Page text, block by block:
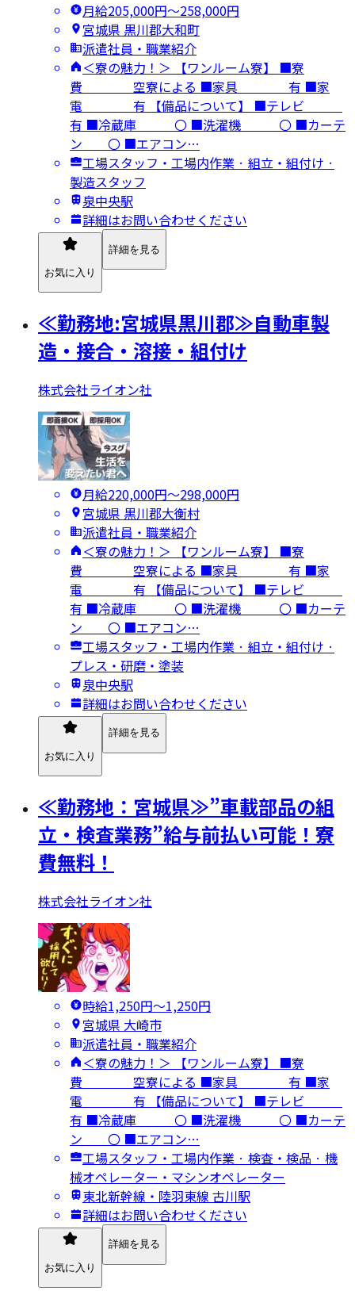
月給205,000円〜258,000円
宮城県 黒川郡大和町
派遣社員・職業紹介
＜寮の魅力！＞ 【ワンルーム寮】 ■寮
費 空寮による ■家具 有 ■家
電 有 【備品について】 ■テレビ
有 ■冷蔵庫 〇 ■洗濯機 〇 ■カーテ
ン 〇 ■エアコン…
工場スタッフ・工場内作業 · 組立・組付け ·
製造スタッフ
泉中央駅
詳細はお問い合わせください
お気に入り
詳細を見る
≪勤務地:宮城県黒川郡≫自動車製
造・接合・溶接・組付け
株式会社ライオン社
月給220,000円〜298,000円
宮城県 黒川郡大衡村
派遣社員・職業紹介
＜寮の魅力！＞ 【ワンルーム寮】 ■寮
費 空寮による ■家具 有 ■家
電 有 【備品について】 ■テレビ
有 ■冷蔵庫 〇 ■洗濯機 〇 ■カーテ
ン 〇 ■エアコン…
工場スタッフ・工場内作業 · 組立・組付け ·
プレス・研磨・塗装
泉中央駅
詳細はお問い合わせください
お気に入り
詳細を見る
≪勤務地：宮城県≫”車載部品の組
立・検査業務”給与前払い可能！寮
費無料！
株式会社ライオン社
時給1,250円〜1,250円
宮城県 大崎市
派遣社員・職業紹介
＜寮の魅力！＞ 【ワンルーム寮】 ■寮
費 空寮による ■家具 有 ■家
電 有 【備品について】 ■テレビ
有 ■冷蔵庫 〇 ■洗濯機 〇 ■カーテ
ン 〇 ■エアコン…
工場スタッフ・工場内作業 · 検査・検品 · 機
械オペレーター・マシンオペレーター
東北新幹線・陸羽東線 古川駅
詳細はお問い合わせください
お気に入り
詳細を見る